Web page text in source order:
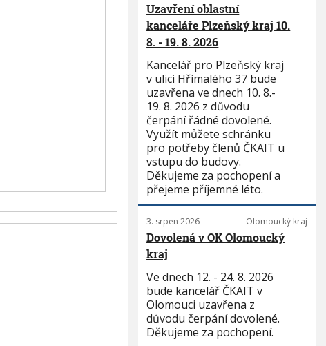
Uzavření oblastní
kanceláře Plzeňský kraj 10.
8. - 19. 8. 2026
Kancelář pro Plzeňský kraj
v ulici Hřímalého 37 bude
uzavřena ve dnech 10. 8.-
19. 8. 2026 z důvodu
čerpání řádné dovolené.
Využít můžete schránku
pro potřeby členů ČKAIT u
vstupu do budovy.
Děkujeme za pochopení a
přejeme příjemné léto.
3. srpen 2026 Olomoucký kraj
Dovolená v OK Olomoucký
kraj
Ve dnech 12. - 24. 8. 2026
bude kancelář ČKAIT v
Olomouci uzavřena z
důvodu čerpání dovolené.
Děkujeme za pochopení.